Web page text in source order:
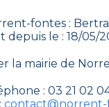
fontes :
depuis le : 18/05/
la mairie de
: 03 21 02
contact@norrent-